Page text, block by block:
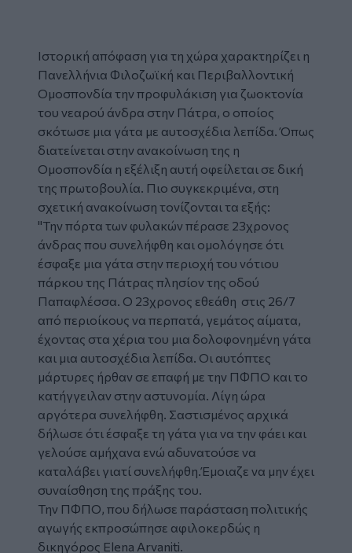
Ιστορική απόφαση για τη χώρα χαρακτηρίζει η
Πανελλήνια Φιλοζωϊκή και Περιβαλλοντική
Ομοσπονδία την προφυλάκιση για ζωοκτονία
του νεαρού άνδρα στην Πάτρα, ο οποίος
σκότωσε μια γάτα με αυτοσχέδια λεπίδα. Όπως
διατείνεται στην ανακοίνωση της η
Ομοσπονδία η εξέλιξη αυτή οφείλεται σε δική
της πρωτοβουλία. Πιο συγκεκριμένα, στη
σχετική ανακοίνωση τονίζονται τα εξής:
"Την πόρτα των φυλακών πέρασε 23χρονος
άνδρας που συνελήφθη και ομολόγησε ότι
έσφαξε μια γάτα στην περιοχή του νότιου
πάρκου της Πάτρας πλησίον της οδού
Παπαφλέσσα. Ο 23χρονος εθεάθη στις 26/7
από περιοίκους να περπατά, γεμάτος αίματα,
έχοντας στα χέρια του μια δολοφονημένη γάτα
και μια αυτοσχέδια λεπίδα. Οι αυτόπτες
μάρτυρες ήρθαν σε επαφή με την ΠΦΠΟ και το
κατήγγειλαν στην αστυνομία. Λίγη ώρα
αργότερα συνελήφθη. Σαστισμένος αρχικά
δήλωσε ότι έσφαξε τη γάτα για να την φάει και
γελούσε αμήχανα ενώ αδυνατούσε να
καταλάβει γιατί συνελήφθη.Έμοιαζε να μην έχει
συναίσθηση της πράξης του.
Την ΠΦΠΟ, που δήλωσε παράσταση πολιτικής
αγωγής εκπροσώπησε αφιλοκερδώς η
δικηγόρος Elena Arvaniti.